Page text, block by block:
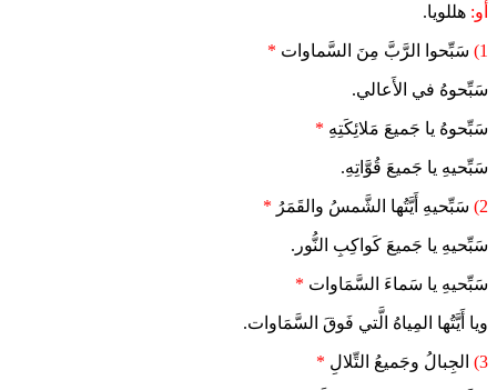
أو: هللويا.
1) سَبِّحوا الرَّبَّ مِنَ السَّماوات *
سَبِّحوهُ في الأَعالي.
سَبِّحوهُ يا جَميعَ مَلائِكَتِهِ *
سَبِّحيهِ يا جَميعَ قُوَّاتِهِ.
2) سَبِّحيهِ أَيَّتُها الشَّمسُ والقَمَرُ *
سَبِّحيهِ يا جَميعَ كَواكِبِ النُّور.
سَبِّحيهِ يا سَماءَ السَّمَاوات *
ويا أَيَّتُها المِياهُ الَّتي فَوقَ السَّمَاوات.
3) الجِبالُ وجَميعُ التِّلالِ *